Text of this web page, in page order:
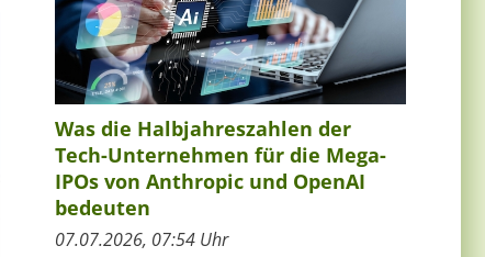
Was die Halbjahreszahlen der
Tech-Unternehmen für die Mega-
IPOs von Anthropic und OpenAI
bedeuten
07.07.2026, 07:54 Uhr